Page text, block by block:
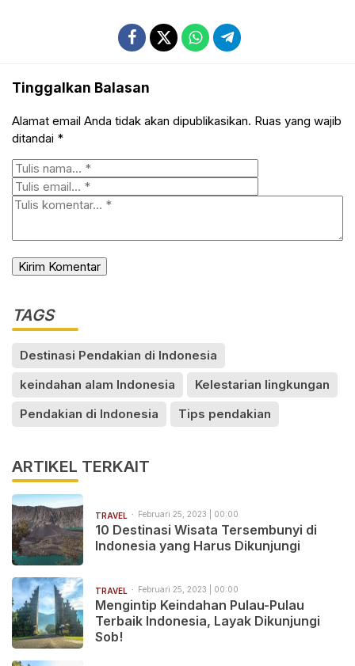
Tinggalkan Balasan
Alamat email Anda tidak akan dipublikasikan. Ruas yang wajib
ditandai *
TAGS
Destinasi Pendakian di Indonesia
keindahan alam Indonesia
Kelestarian lingkungan
Pendakian di Indonesia
Tips pendakian
ARTIKEL TERKAIT
TRAVEL Februari 25, 2023 | 00:00
10 Destinasi Wisata Tersembunyi di
Indonesia yang Harus Dikunjungi
TRAVEL Februari 25, 2023 | 00:00
Mengintip Keindahan Pulau-Pulau
Terbaik Indonesia, Layak Dikunjungi
Sob!